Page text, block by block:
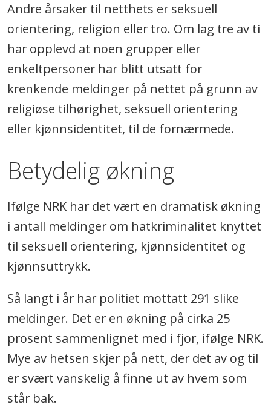
Andre årsaker til netthets er seksuell
orientering, religion eller tro. Om lag tre av ti
har opplevd at noen grupper eller
enkeltpersoner har blitt utsatt for
krenkende meldinger på nettet på grunn av
religiøse tilhørighet, seksuell orientering
eller kjønnsidentitet, til de fornærmede.
Betydelig økning
Ifølge NRK har det vært en dramatisk økning
i antall meldinger om hatkriminalitet knyttet
til seksuell orientering, kjønnsidentitet og
kjønnsuttrykk.
Så langt i år har politiet mottatt 291 slike
meldinger. Det er en økning på cirka 25
prosent sammenlignet med i fjor, ifølge NRK.
Mye av hetsen skjer på nett, der det av og til
er svært vanskelig å finne ut av hvem som
står bak.